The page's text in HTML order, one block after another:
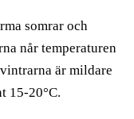
somrar och
når temperaturen
är mildare
15-20°C.